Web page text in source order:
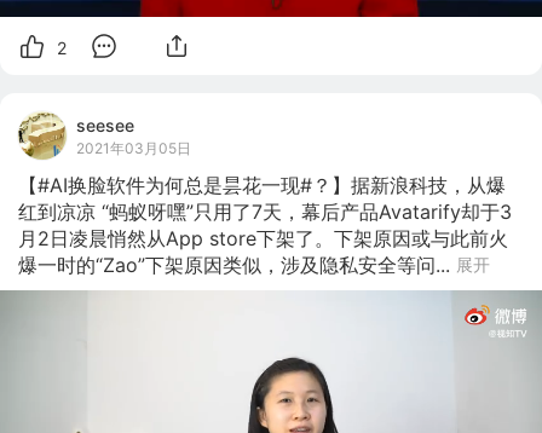
2
seesee
2021年03月05日
【#AI换脸软件为何总是昙花一现#？】据新浪科技，从爆
红到凉凉 “蚂蚁呀嘿”只用了7天，幕后产品Avatarify却于3
月2日凌晨悄然从App store下架了。下架原因或与此前火
爆一时的“Zao”下架原因类似，涉及隐私安全等问... 展开